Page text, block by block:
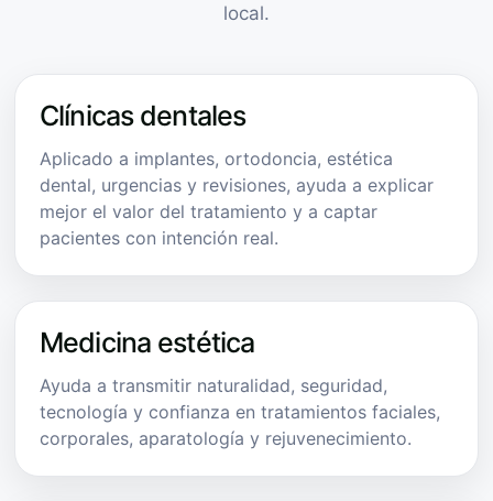
local.
Clínicas dentales
Aplicado a implantes, ortodoncia, estética
dental, urgencias y revisiones, ayuda a explicar
mejor el valor del tratamiento y a captar
pacientes con intención real.
Medicina estética
Ayuda a transmitir naturalidad, seguridad,
tecnología y confianza en tratamientos faciales,
corporales, aparatología y rejuvenecimiento.